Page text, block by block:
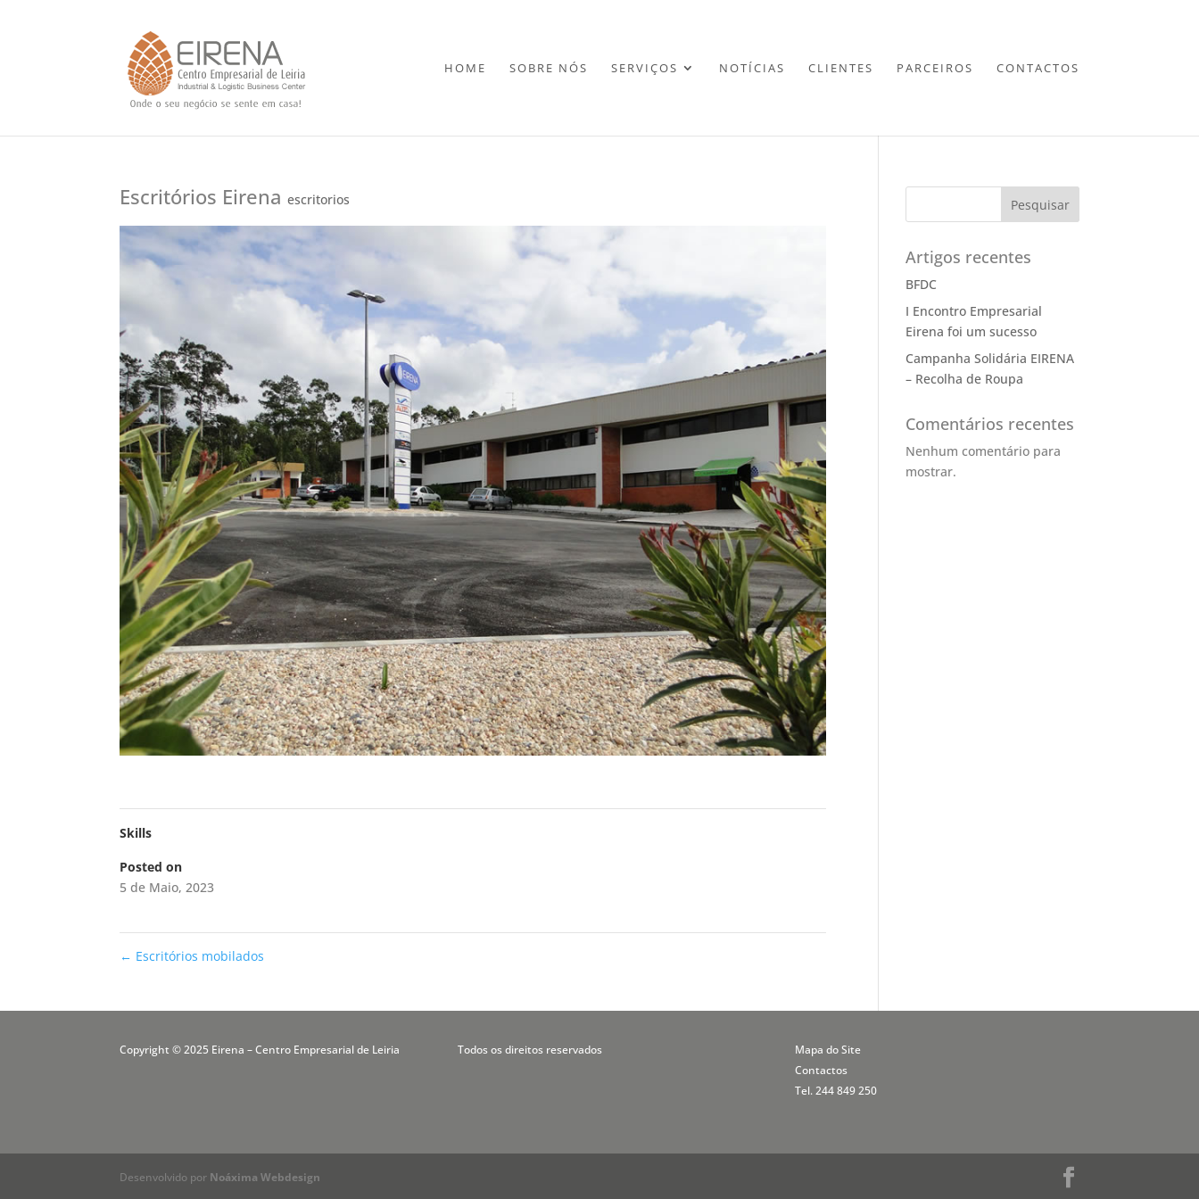
HOME SOBRE NÓS SERVIÇOS NOTÍCIAS CLIENTES PARCEIROS CONTACTOS
Escritórios Eirena escritorios
Skills
Posted on
5 de Maio, 2023
← Escritórios mobilados
Pesquisar
Artigos recentes
BFDC
I Encontro Empresarial
Eirena foi um sucesso
Campanha Solidária EIRENA
– Recolha de Roupa
Comentários recentes
Nenhum comentário para
mostrar.
Copyright © 2025 Eirena – Centro Empresarial de Leiria Todos os direitos reservados
Mapa do Site
Contactos
Tel. 244 849 250
Desenvolvido por Noáxima Webdesign